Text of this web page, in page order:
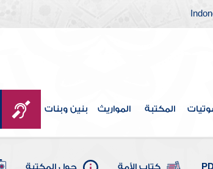
المكتبة المواريث بنين وبنات